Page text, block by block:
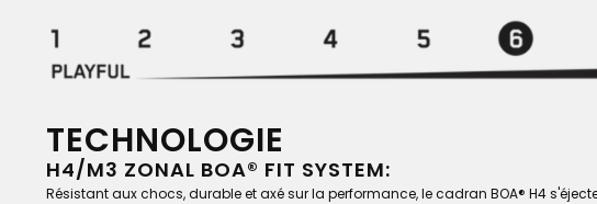
TECHNOLOGIE
H4/M3 ZONAL BOA® FIT SYSTEM:
Résistant aux chocs, durable et axé sur la performance, le cadran BOA® H4